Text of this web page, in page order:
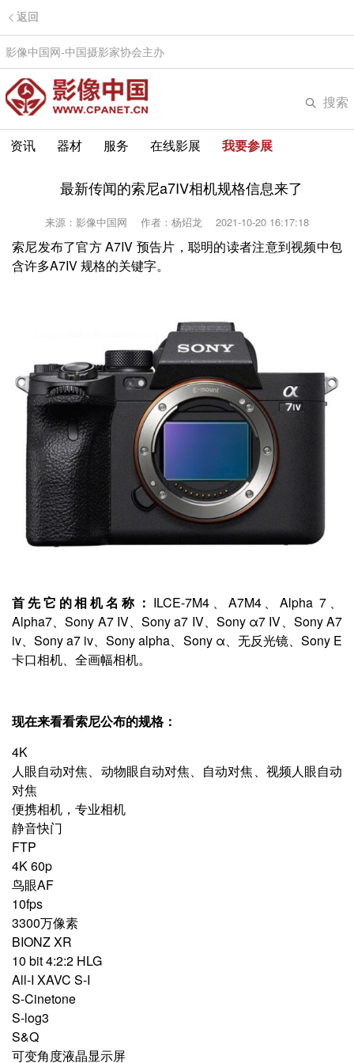
返回
影像中国网-中国摄影家协会主办
搜索
资讯 器材 服务 在线影展 我要参展
最新传闻的索尼a7IV相机规格信息来了
来源：影像中国网 作者：杨炤龙 2021-10-20 16:17:18
索尼发布了官方 A7IV 预告片，聪明的读者注意到视频中包
含许多A7IV 规格的关键字。
首先它的相机名称： ILCE-7M4、A7M4、Alpha 7、
Alpha7、Sony A7 IV、Sony a7 IV、Sony α7 IV、Sony A7
iv、Sony a7 iv、Sony alpha、Sony α、无反光镜、Sony E
卡口相机、全画幅相机。
现在来看看索尼公布的规格：
4K
人眼自动对焦、动物眼自动对焦、自动对焦、视频人眼自动
对焦
便携相机，专业相机
静音快门
FTP
4K 60p
鸟眼AF
10fps
3300万像素
BIONZ XR
10 bit 4:2:2 HLG
All-I XAVC S-I
S-Cinetone
S-log3
S&Q
可变角度液晶显示屏